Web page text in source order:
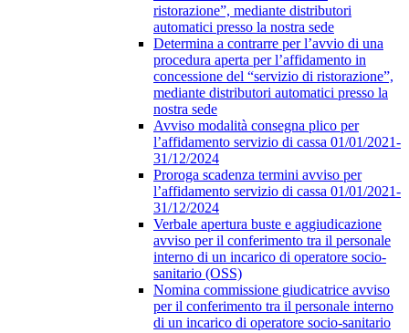
ristorazione”, mediante distributori
automatici presso la nostra sede
Determina a contrarre per l’avvio di una
procedura aperta per l’affidamento in
concessione del “servizio di ristorazione”,
mediante distributori automatici presso la
nostra sede
Avviso modalità consegna plico per
l’affidamento servizio di cassa 01/01/2021-
31/12/2024
Proroga scadenza termini avviso per
l’affidamento servizio di cassa 01/01/2021-
31/12/2024
Verbale apertura buste e aggiudicazione
avviso per il conferimento tra il personale
interno di un incarico di operatore socio-
sanitario (OSS)
Nomina commissione giudicatrice avviso
per il conferimento tra il personale interno
di un incarico di operatore socio-sanitario